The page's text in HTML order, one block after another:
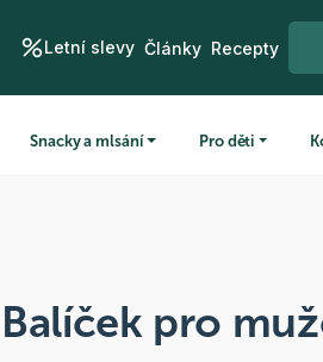
Letní slevy Články Recepty
Snacky a mlsání Pro děti
Balíček pro